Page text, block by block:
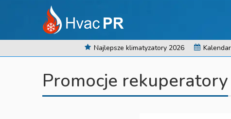
Najlepsze klimatyzatory 2026
Promocje rekuperatory